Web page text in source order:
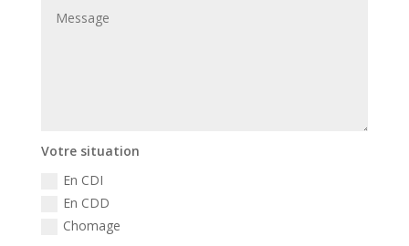
Votre situation
En CDI
En CDD
Chomage